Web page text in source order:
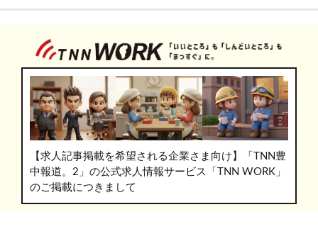
【求人記事掲載を希望される企業さま向け】「TNN豊
中報道。2」の公式求人情報サービス「TNN WORK」
のご掲載につきまして